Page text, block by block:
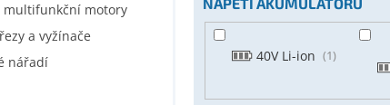
multifunkční motory
a vyžínače
nářadí
40V Li-ion 1